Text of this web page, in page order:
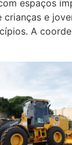
espaços
crianças e
A